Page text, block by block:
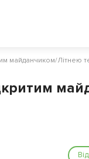
майданчиком/Літнею